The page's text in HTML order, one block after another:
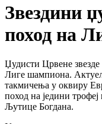
Звездини
поход на
Џудисти Црвене
Лиге шампиона.
такмичења у оквиру
поход на једини трофеј
Љутице Богдана.